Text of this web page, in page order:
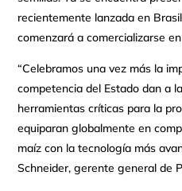
recientemente lanzada en
comenzará a comercializarse
“Celebramos una vez más la
competencia del Estado dan a
herramientas críticas para la
equiparan globalmente en
maíz con la tecnología más
Schneider, gerente general de